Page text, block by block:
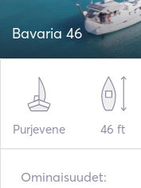
Bavaria 46
Purjevene 46 ft
Ominaisuudet: